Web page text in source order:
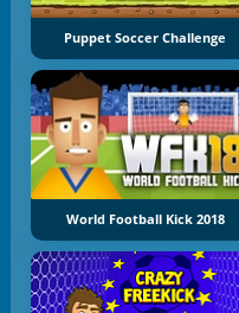
Puppet Soccer Challenge
World Football Kick 2018